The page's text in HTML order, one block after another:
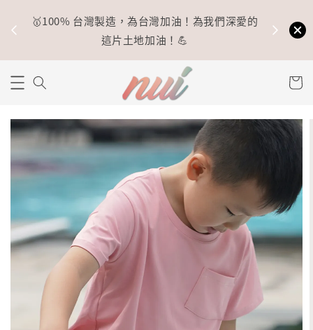
🥇100% 台灣製造，為台灣加油！為我們深愛的
這片土地加油！💪